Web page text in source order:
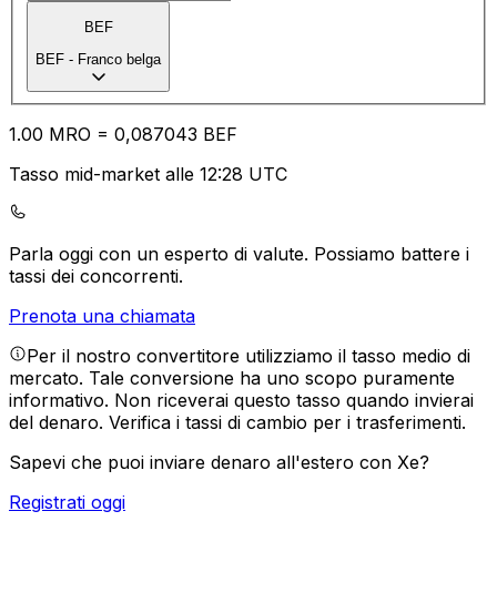
BEF
BEF - Franco belga
1.00 MRO = 0,087043 BEF
Tasso mid-market alle 12:28 UTC
Parla oggi con un esperto di valute. Possiamo battere i
tassi dei concorrenti.
Prenota una chiamata
Per il nostro convertitore utilizziamo il tasso medio di
mercato. Tale conversione ha uno scopo puramente
informativo. Non riceverai questo tasso quando invierai
del denaro. Verifica i tassi di cambio per i trasferimenti.
Sapevi che puoi inviare denaro all'estero con Xe?
Registrati oggi